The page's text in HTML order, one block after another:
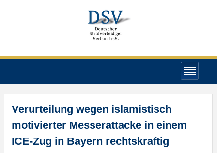
Verurteilung wegen islamistisch
motivierter Messerattacke in einem
ICE-Zug in Bayern rechtskräftig